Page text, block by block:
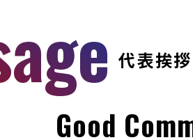
代表挨拶
Good